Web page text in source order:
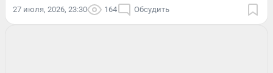
27 июля, 2026, 23:30 164 Обсудить